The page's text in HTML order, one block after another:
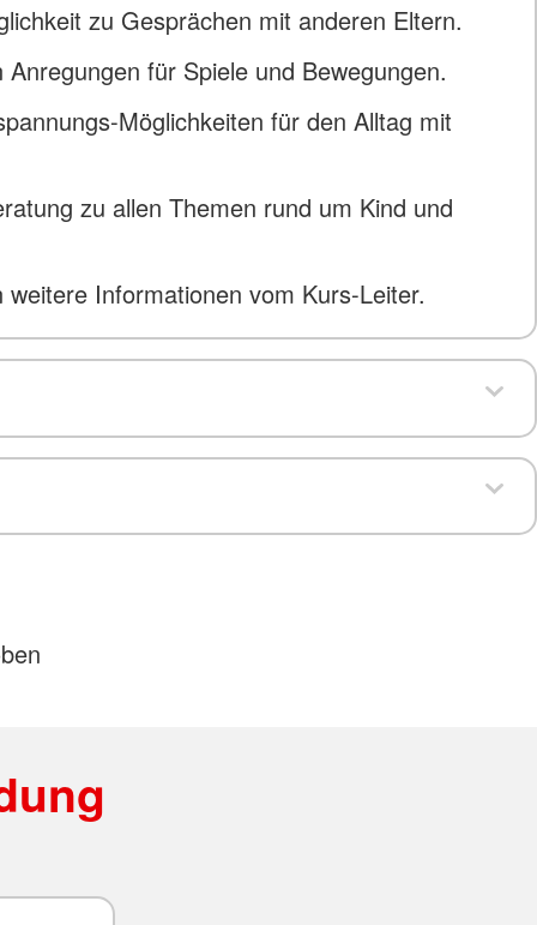
zu Gesprächen mit anderen Eltern.
für Spiele und Bewegungen.
Möglichkeiten für den Alltag mit
zu allen Themen rund um Kind und
weitere Informationen vom Kurs-Leiter.